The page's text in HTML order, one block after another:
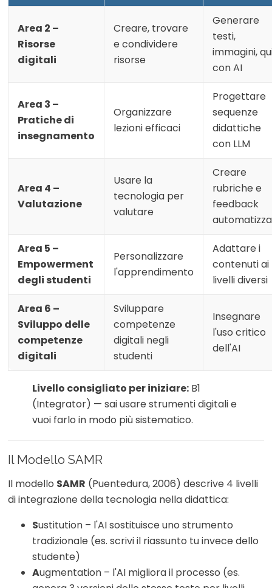
Area 2 –
Risorse
digitali
Creare, trovare
e condividere
risorse
Generare
testi,
immagini,
con AI
Area 3 –
Pratiche di
insegnamento
Organizzare
lezioni efficaci
Progettare
sequenze
didattiche
con LLM
Area 4 –
Valutazione
Usare la
tecnologia per
valutare
Creare
rubriche e
feedback
Area 5 –
Empowerment
degli studenti
Personalizzare
l'apprendimento
Adattare i
contenuti ai
livelli diversi
Area 6 –
Sviluppo delle
competenze
digitali
Sviluppare
competenze
digitali negli
studenti
Insegnare
l'uso critico
dell'AI
Livello consigliato per iniziare: B1
(Integrator) — sai usare strumenti digitali e
vuoi farlo in modo più sistematico.
Il Modello SAMR
Il modello SAMR (Puentedura, 2006) descrive 4 livelli
di integrazione della tecnologia nella didattica:
Sustitution – l'AI sostituisce uno strumento
tradizionale (es. scrivi il riassunto tu invece dello
studente)
Augmentation – l'AI migliora il processo (es.